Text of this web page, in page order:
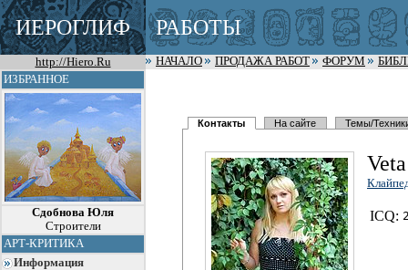
ИЕРОГЛИФ РАБОТЫ
http://Hiero.Ru НАЧАЛО ПРОДАЖА РАБОТ ФОРУМ
ИЗБРАННОЕ
Сдобнова Юля
Строители
АРТ-КРИТИКА
Информация
Контакты На сайте Темы/
Veta
ICQ: